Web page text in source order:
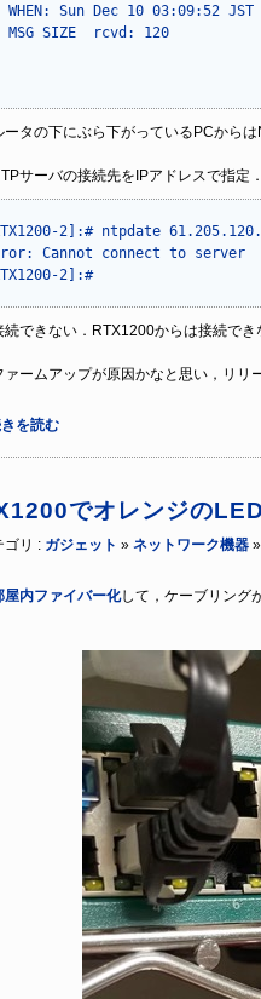
Sun Dec 10 03:09:52 JST
SIZE  rcvd: 120
タの下にぶら下がっているPCから
サーバの接続先をIPアドレスで指定
2]:# ntpdate
Cannot connect to server
できない．RTX1200からは接続で
ームアップが原因かなと思い，リリ
を読む
でオレンジの
ゴリ : ガジェット » ネットワーク機器
屋内ファイバー化して，ケーブリング